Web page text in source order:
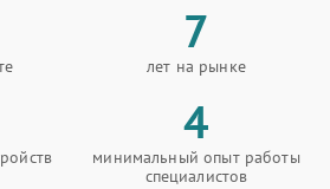
7
лет на рынке
4
минимальный опыт работы
специалистов